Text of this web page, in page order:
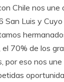
Chile nos
San Luis y
70% de los
eso nos